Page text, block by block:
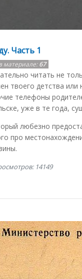
Часть 1
материале:67
читать не
твоего детства
телефоны
уже в те года,
любезно
про
14149